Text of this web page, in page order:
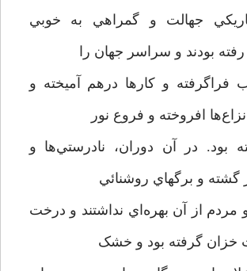
جهالت و گمراهي به خوبي
بودند و سراسر جهان را
فراگرفته و کارها درهم آميخته و
افروخته و فروع نور
بود. در آن دوران، نادرستي‌ها و
گشته و برگهاي روشنائي
مردم از آن بهره‌اي نداشتند و درخت
خزان گرفته بود و خشک